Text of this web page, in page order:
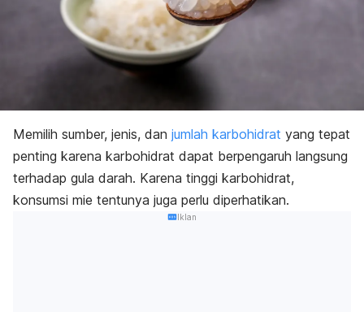
Memilih sumber, jenis, dan jumlah karbohidrat yang tepat
penting karena karbohidrat dapat berpengaruh langsung
terhadap gula darah. Karena tinggi karbohidrat,
konsumsi mie tentunya juga perlu diperhatikan.
Iklan